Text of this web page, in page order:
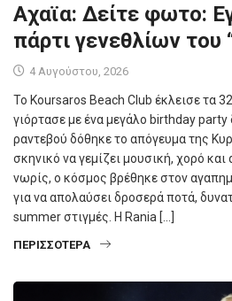
Αχαϊα: Δείτε φωτο:
πάρτι γενεθλίων του
4 Αυγούστου, 2026
Το Koursaros Beach Club έκλεισε τα
γιόρτασε με ένα μεγάλο birthday
ραντεβού δόθηκε το απόγευμα της
σκηνικό να γεμίζει μουσική, χορό
νωρίς, ο κόσμος βρέθηκε στον
για να απολαύσει δροσερά ποτά,
summer στιγμές. Η Rania […]
ΠΕΡΙΣΣΌΤΕΡΑ